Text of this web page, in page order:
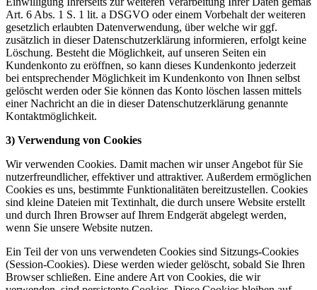
Art. 6 Abs. 1 S. 1 lit. a DSGVO oder einem Vorbehalt der weiteren
gesetzlich erlaubten Datenverwendung, über welche wir ggf.
zusätzlich in dieser Datenschutzerklärung informieren, erfolgt keine
Löschung. Besteht die Möglichkeit, auf unseren Seiten ein
Kundenkonto zu eröffnen, so kann dieses Kundenkonto jederzeit
bei entsprechender Möglichkeit im Kundenkonto von Ihnen selbst
gelöscht werden oder Sie können das Konto löschen lassen mittels
einer Nachricht an die in dieser Datenschutzerklärung genannte
Kontaktmöglichkeit.
3) Verwendung von Cookies
Wir verwenden Cookies. Damit machen wir unser Angebot für Sie
nutzerfreundlicher, effektiver und attraktiver. Außerdem ermöglichen
Cookies es uns, bestimmte Funktionalitäten bereitzustellen. Cookies
sind kleine Dateien mit Textinhalt, die durch unsere Website erstellt
und durch Ihren Browser auf Ihrem Endgerät abgelegt werden,
wenn Sie unsere Website nutzen.
Ein Teil der von uns verwendeten Cookies sind Sitzungs-Cookies
(Session-Cookies). Diese werden wieder gelöscht, sobald Sie Ihren
Browser schließen. Eine andere Art von Cookies, die wir